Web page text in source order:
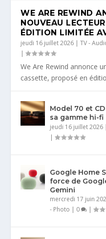
WE ARE REWIND
NOUVEAU
ÉDITION LIMITÉE
jeudi 16 juillet 2026 |TV -
|
We Are Rewind annonce
cassette, proposé en
Model 70 et
sa gamme hi-fi
jeudi 16 juillet 2026
|
Google Home
force de
Gemini
mercredi 17 juin
- Photo | 0 |